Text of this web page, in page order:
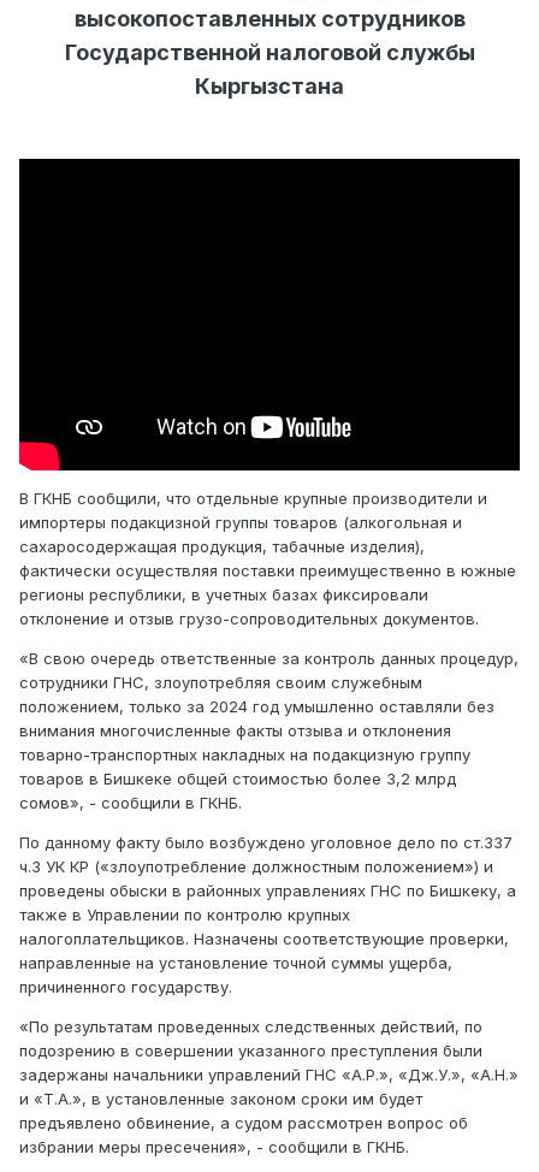
высокопоставленных сотрудников
Государственной налоговой службы
Кыргызстана
В ГКНБ сообщили, что отдельные крупные производители и
импортеры подакцизной группы товаров (алкогольная и
сахаросодержащая продукция, табачные изделия),
фактически осуществляя поставки преимущественно в южные
регионы республики, в учетных базах фиксировали
отклонение и отзыв грузо-сопроводительных документов.
«В свою очередь ответственные за контроль данных процедур,
сотрудники ГНС, злоупотребляя своим служебным
положением, только за 2024 год умышленно оставляли без
внимания многочисленные факты отзыва и отклонения
товарно-транспортных накладных на подакцизную группу
товаров в Бишкеке общей стоимостью более 3,2 млрд
сомов», - сообщили в ГКНБ.
По данному факту было возбуждено уголовное дело по ст.337
ч.3 УК КР («злоупотребление должностным положением») и
проведены обыски в районных управлениях ГНС по Бишкеку, а
также в Управлении по контролю крупных
налогоплательщиков. Назначены соответствующие проверки,
направленные на установление точной суммы ущерба,
причиненного государству.
«По результатам проведенных следственных действий, по
подозрению в совершении указанного преступления были
задержаны начальники управлений ГНС «А.Р.», «Дж.У.», «А.Н.»
и «Т.А.», в установленные законом сроки им будет
предъявлено обвинение, а судом рассмотрен вопрос об
избрании меры пресечения», - сообщили в ГКНБ.